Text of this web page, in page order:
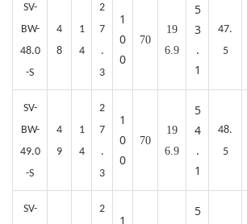
SV-
BW-
48.0
-S
4
8
1
4
2
7
.
3
1
0
0
70
19
6.9
5
3
.
1
47.
5
SV-
BW-
49.0
-S
4
9
1
4
2
7
.
3
1
0
0
70
19
6.9
5
4
.
1
48.
5
SV-
2
1
5